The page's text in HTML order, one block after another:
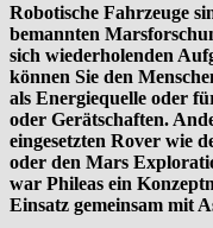
Robotische Fahrzeuge
bemannten
sich wiederholenden
können Sie den
als Energiequelle oder
oder Gerätschaften.
eingesetzten Rover wie
oder den Mars
war Phileas ein
Einsatz gemeinsam mit